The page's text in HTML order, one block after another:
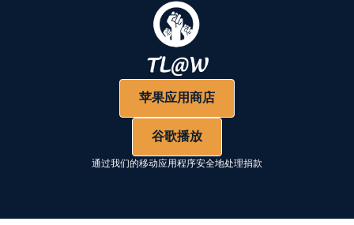
苹果应用商店
谷歌播放
通过我们的移动应用程序安全地处理捐款